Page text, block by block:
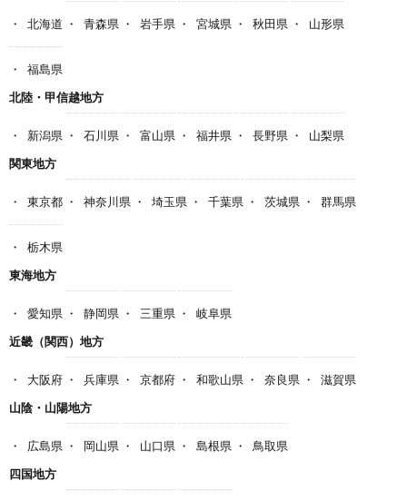
北海道 青森県 岩手県 宮城県 秋田県 山形県
福島県
北陸・甲信越地方
新潟県 石川県 富山県 福井県 長野県
山梨県
関東地方
東京都 神奈川県 埼玉県 千葉県 茨城県 群馬県
栃木県
東海地方
愛知県 静岡県 三重県
岐阜県
近畿（関西）地方
大阪府 兵庫県 京都府 和歌山県 奈良県
滋賀県
山陰・山陽地方
広島県 岡山県 山口県 島根県
鳥取県
四国地方